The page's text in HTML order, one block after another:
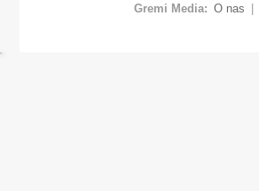
Gremi Media: O nas